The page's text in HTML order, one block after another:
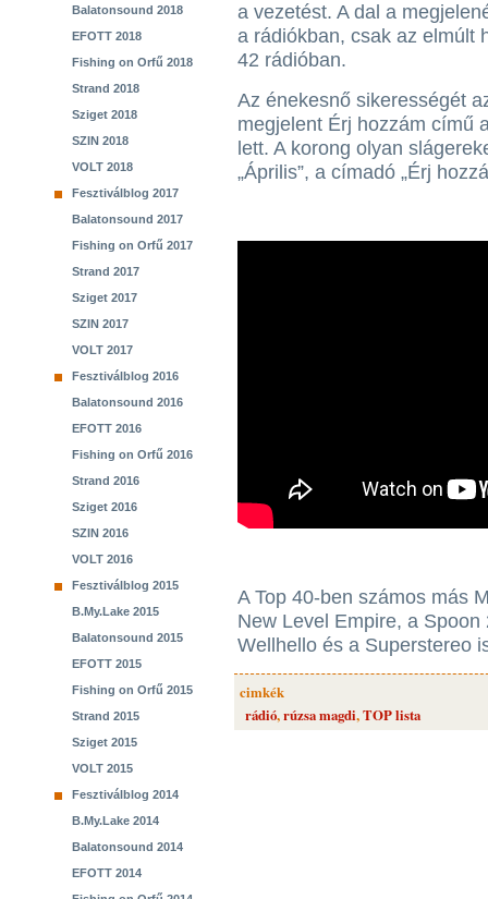
Balatonsound 2018
EFOTT 2018
Fishing on Orfű 2018
Strand 2018
Sziget 2018
SZIN 2018
VOLT 2018
Fesztiválblog 2017
Balatonsound 2017
Fishing on Orfű 2017
Strand 2017
Sziget 2017
SZIN 2017
VOLT 2017
Fesztiválblog 2016
Balatonsound 2016
EFOTT 2016
Fishing on Orfű 2016
Strand 2016
Sziget 2016
SZIN 2016
VOLT 2016
Fesztiválblog 2015
B.My.Lake 2015
Balatonsound 2015
EFOTT 2015
Fishing on Orfű 2015
Strand 2015
Sziget 2015
VOLT 2015
Fesztiválblog 2014
B.My.Lake 2014
Balatonsound 2014
EFOTT 2014
a vezetést. A dal a
a rádiókban, csak az elmúlt
42 rádióban.
Az énekesnő sikerességét
megjelent Érj hozzám című
lett. A korong olyan
„Április”, a címadó „Érj
A Top 40-ben számos más
New Level Empire, a
Wellhello és a Superstereo
cimkék
rádió,rúzsa magdi,TOP lista